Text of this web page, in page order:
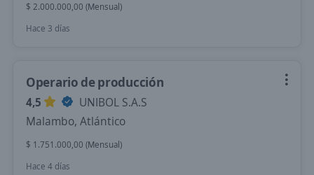
$ 2.000.000,00 (Mensual)
Hace 3 días
Operario de producción
4,5
UNIBOL S.A.S
Malambo, Atlántico
$ 1.751.000,00 (Mensual)
Hace 4 días